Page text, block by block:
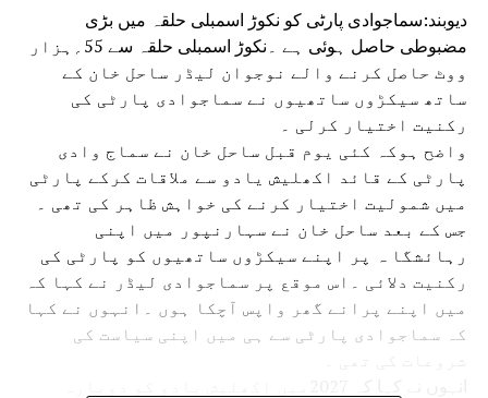
دیوبند:سماجوادی پارٹی کو نکوڑ اسمبلی حلقہ میں بڑی
مضبوطی حاصل ہوئی ہے ۔نکوڑ اسمبلی حلقہ سے 55؍ہزار
ووٹ حاصل کرنے والے نوجوان لیڈر ساحل خان کے
ساتھ سیکڑوں ساتھیوں نے سماجوادی پارٹی کی
رکنیت اختیار کرلی ۔
واضح ہوکہ کئی یوم قبل ساحل خان نے سماج وادی
پارٹی کے قائد اکھلیش یادو سے ملاقات کرکے پارٹی
میں شمولیت اختیار کرنے کی خواہش ظاہر کی تھی ۔
جس کے بعد ساحل خان نے سہارنپور میں اپنی
رہائشگا ہ پر اپنے سیکڑوں ساتھیوں کو پارٹی کی
رکنیت دلائی ۔اس موقع پر سماجوادی لیڈر نے کہا کہ
میں اپنے پرانے گھر واپس آچکا ہوں ۔انہوں نے کہا
کہ سماجوادی پارٹی سے ہی میں اپنی سیاست کی
شروعات کی تھی ۔